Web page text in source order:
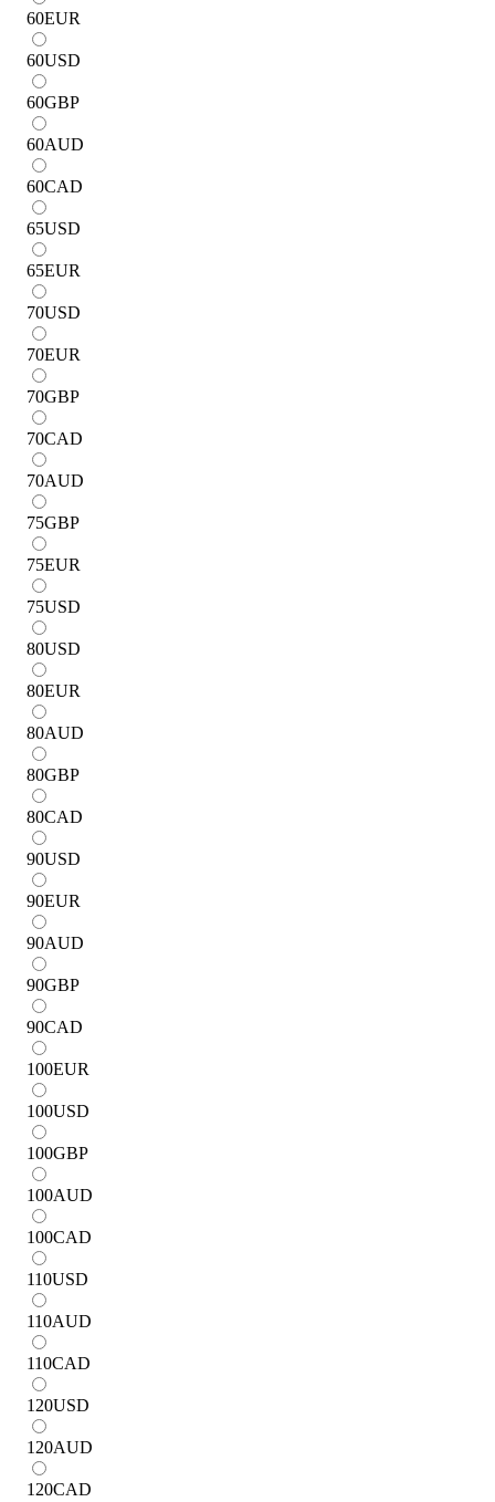
60EUR
60USD
60GBP
60AUD
60CAD
65USD
65EUR
70USD
70EUR
70GBP
70CAD
70AUD
75GBP
75EUR
75USD
80USD
80EUR
80AUD
80GBP
80CAD
90USD
90EUR
90AUD
90GBP
90CAD
100EUR
100USD
100GBP
100AUD
100CAD
110USD
110AUD
110CAD
120USD
120AUD
120CAD